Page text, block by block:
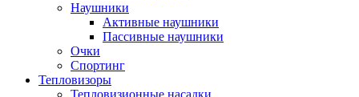
Наушники
Активные наушники
Пассивные наушники
Очки
Спортинг
Тепловизоры
Тепловизионные насадки